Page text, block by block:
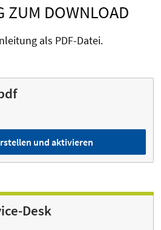
ZUM DOWNLOAD
als PDF-Datei.
und aktivieren
Desk